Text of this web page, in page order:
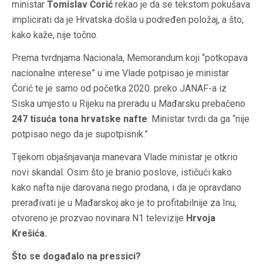
ministar Tomislav Ćorić rekao je da se tekstom pokušava
implicirati da je Hrvatska došla u podređen položaj, a što,
kako kaže, nije točno.
Prema tvrdnjama Nacionala, Memorandum koji “potkopava
nacionalne interese” u ime Vlade potpisao je ministar
Ćorić te je samo od početka 2020. preko JANAF-a iz
Siska umjesto u Rijeku na preradu u Mađarsku prebačeno
247 tisuća tona hrvatske nafte. Ministar tvrdi da ga “nije
potpisao nego da je supotpisnik.”
Tijekom objašnjavanja manevara Vlade ministar je otkrio
novi skandal. Osim što je branio poslove, ističući kako
kako nafta nije darovana nego prodana, i da je opravdano
prerađivati je u Mađarskoj ako je to profitabilnije za Inu,
otvoreno je prozvao novinara N1 televizije Hrvoja
Krešića.
Što se događalo na pressici?